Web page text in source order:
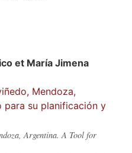
et María Jimena
Mendoza,
para su planificación y
Argentina. A Tool for